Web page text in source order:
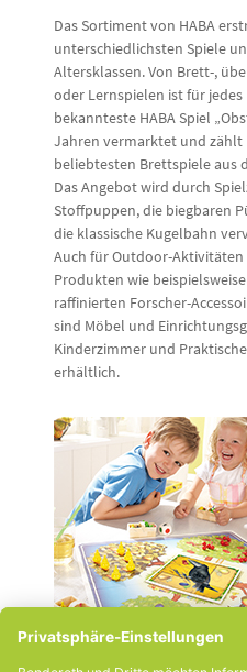
Das Sortiment von HABA
unterschiedlichsten Spiele
Altersklassen. Von Brett-,
oder Lernspielen ist für jedes
bekannteste HABA Spiel
Jahren vermarktet und zählt
beliebtesten Brettspiele aus
Das Angebot wird durch
Stoffpuppen, die biegbaren
die klassische Kugelbahn
Auch für Outdoor-Aktivitäten
Produkten wie
raffinierten Forscher-
sind Möbel und
Kinderzimmer und
erhältlich.